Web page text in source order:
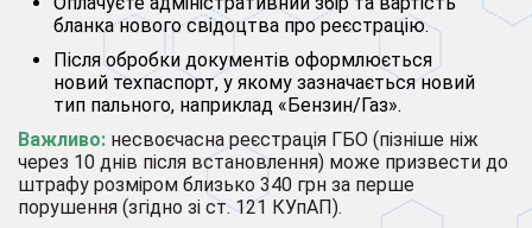
бланка нового свідоцтва про реєстрацію.
Після обробки документів оформлюється
новий техпаспорт, у якому зазначається новий
тип пального, наприклад «Бензин/Газ».
Важливо: несвоєчасна реєстрація ГБО (пізніше ніж
через 10 днів після встановлення) може призвести до
штрафу розміром близько 340 грн за перше
порушення (згідно зі ст. 121 КУпАП).